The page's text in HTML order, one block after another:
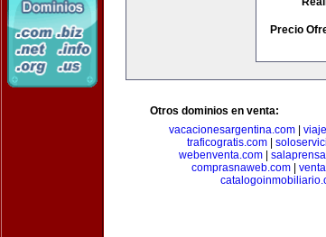
Precio
Otros dominios en venta:
vacacionesargentina.com
traficogratis.com|
webenventa.com
comprasnaweb.com